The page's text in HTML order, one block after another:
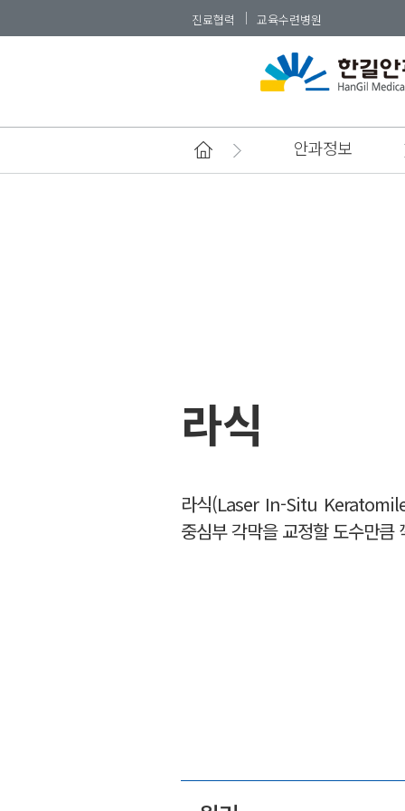
진료협력 교육수련병원
안과정보
라식
라식(Laser In-Situ
중심부 각막을 교정할 도수만큼